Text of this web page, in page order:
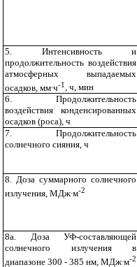
5. Интенсивность и
продолжительность воздействия
атмосферных выпадаемых
осадков, мм∙ч-1, ч, мин
6. Продолжительность
воздействия конденсированных
осадков (роса), ч
7. Продолжительность
солнечного сияния, ч
8. Доза суммарного солнечного
излучения, МДж∙м-2
8а. Доза УФ-составляющей
солнечного излучения в
диапазоне 300 - 385 нм, МДж∙м-2